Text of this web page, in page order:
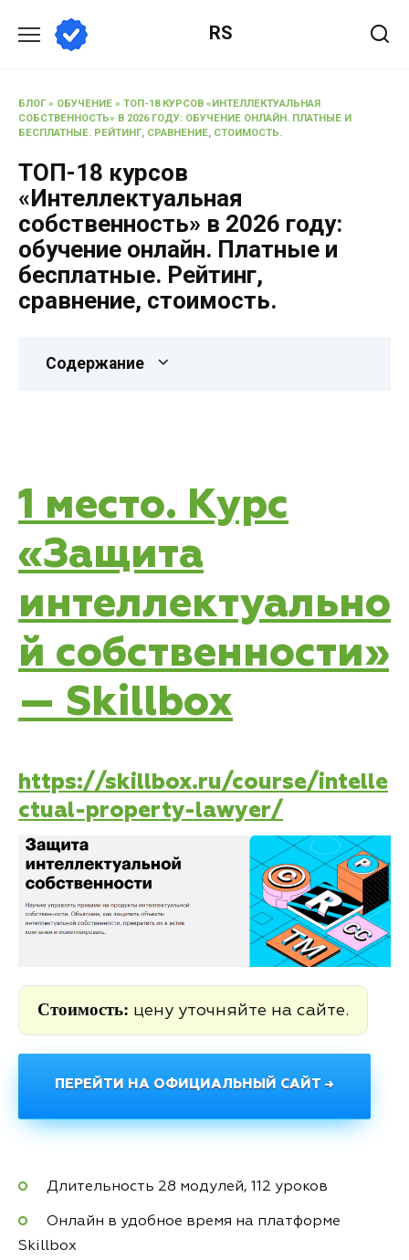
RS
БЛОГ» ОБУЧЕНИЕ » ТОП-18 КУРСОВ «ИНТЕЛЛЕКТУАЛЬНАЯ
СОБСТВЕННОСТЬ» В 2026 ГОДУ: ОБУЧЕНИЕ ОНЛАЙН. ПЛАТНЫЕ И
БЕСПЛАТНЫЕ. РЕЙТИНГ, СРАВНЕНИЕ, СТОИМОСТЬ.
ТОП-18 курсов
«Интеллектуальная
собственность» в 2026 году:
обучение онлайн. Платные и
бесплатные. Рейтинг,
сравнение, стоимость.
Содержание
1 место. Курс
«Защита
интеллектуально
й собственности»
— Skillbox
https://skillbox.ru/course/intelle
ctual-property-lawyer/
Стоимость: цену уточняйте на сайте.
ПЕРЕЙТИ НА ОФИЦИАЛЬНЫЙ САЙТ →
Длительность 28 модулей, 112 уроков
Онлайн в удобное время на платформе
Skillbox